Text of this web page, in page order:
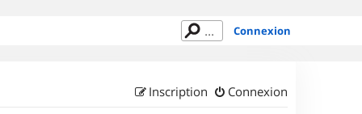
Connexion
Connexion
Inscription